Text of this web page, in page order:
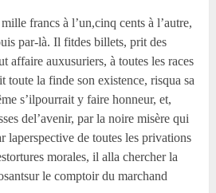
francs à l’un,cinq cents à l’autre,
par-là. Il fitdes billets, prit des
affaire auxusuriers, à toutes les races
toute la finde son existence, risqua sa
s’ilpourrait y faire honneur, et,
del’avenir, par la noire misère qui
laperspective de toutes les privations
morales, il alla chercher la
le comptoir du marchand